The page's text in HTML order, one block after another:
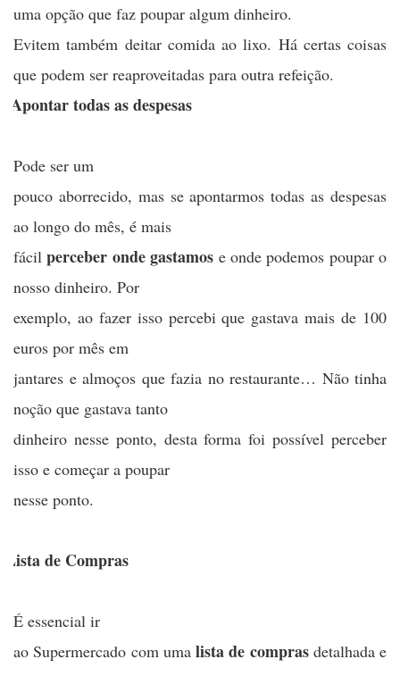
uma opção que faz poupar algum dinheiro.
Evitem também deitar comida ao lixo. Há certas coisas
que podem ser reaproveitadas para outra refeição.
Apontar todas as despesas
Pode ser um
pouco aborrecido, mas se apontarmos todas as despesas
ao longo do mês, é mais
fácilperceber onde gastamos e onde podemos poupar o
nosso dinheiro. Por
exemplo, ao fazer isso percebi que gastava mais de 100
euros por mês em
jantares e almoços que fazia no restaurante… Não tinha
noção que gastava tanto
dinheiro nesse ponto, desta forma foi possível perceber
isso e começar a poupar
nesse ponto.
de Compras
É essencial ir
ao Supermercado com uma lista de compras detalhada e